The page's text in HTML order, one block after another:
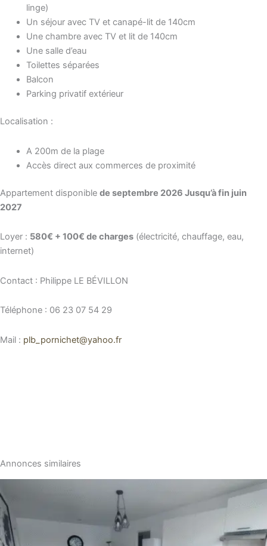
linge)
Un séjour avec TV et canapé-lit de 140cm
Une chambre avec TV et lit de 140cm
Une salle d’eau
Toilettes séparées
Balcon
Parking privatif extérieur
Localisation :
A 200m de la plage
Accès direct aux commerces de proximité
Appartement disponible de septembre 2026 Jusqu’à fin juin
2027
Loyer : 580€ + 100€ de charges (électricité, chauffage, eau,
internet)
Contact : Philippe LE BÉVILLON
Téléphone : 06 23 07 54 29
Mail : plb_pornichet@yahoo.fr
Annonces similaires